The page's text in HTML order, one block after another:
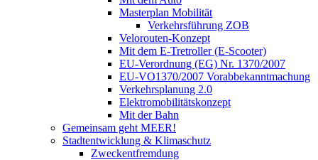
Masterplan Mobilität
Verkehrsführung ZOB
Velorouten-Konzept
Mit dem E-Tretroller (E-Scooter)
EU-Verordnung (EG) Nr. 1370/2007
EU-VO1370/2007 Vorabbekanntmachung
Verkehrsplanung 2.0
Elektromobilitätskonzept
Mit der Bahn
Gemeinsam geht MEER!
Stadtentwicklung & Klimaschutz
Zweckentfremdung